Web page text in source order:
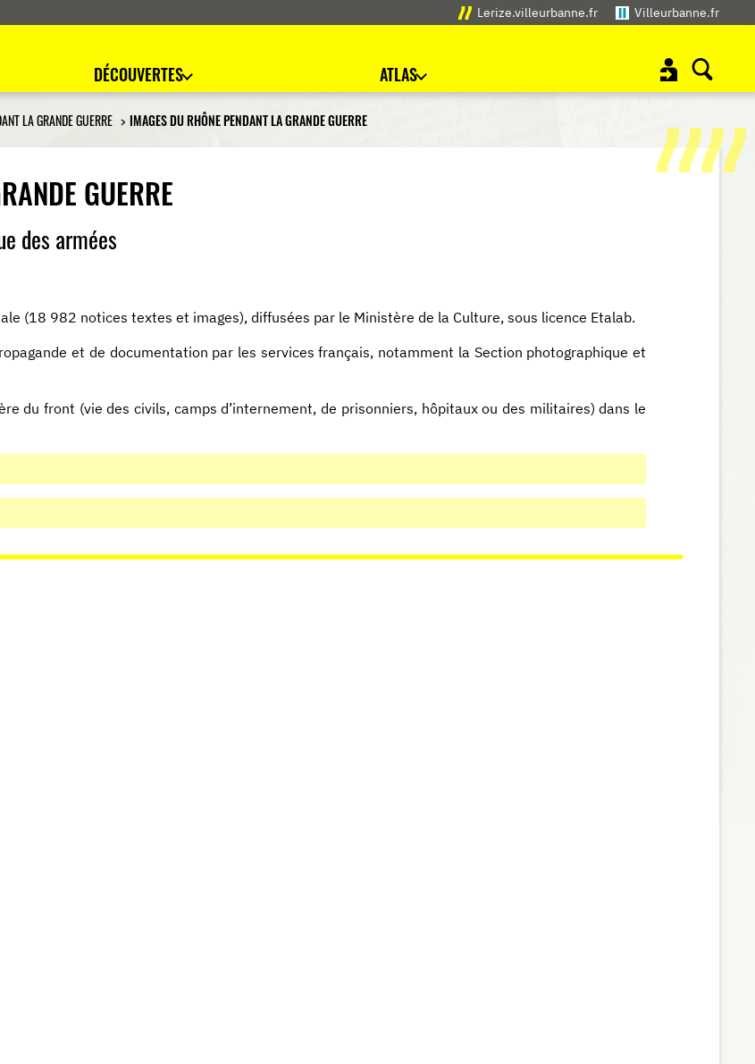
Lerize.villeurbanne.fr Villeurbanne.fr
DÉCOUVERTES ATLAS
LA GRANDE GUERRE IMAGES DU RHÔNE PENDANT LA GRANDE GUERRE
GUERRE
des armées
(18 982 notices textes et images), diffusées par le Ministère de la Culture, sous licence Etalab.
et de documentation par les services français, notamment la Section photographique et
du front (vie des civils, camps d’internement, de prisonniers, hôpitaux ou des militaires) dans le